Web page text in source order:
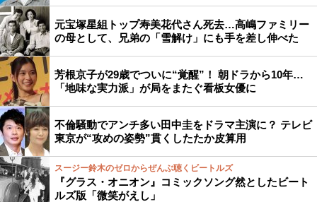
元宝塚星組トップ寿美花代さん死去…高嶋ファミリー
の母として、兄弟の「雪解け」にも手を差し伸べた
芳根京子が29歳でついに“覚醒”！ 朝ドラから10年…
「地味な実力派」が局をまたぐ看板女優に
不倫騒動でアンチ多い田中圭をドラマ主演に？ テレビ
東京が“攻めの姿勢”貫くしたたか皮算用
スージー鈴木のゼロからぜんぶ聴くビートルズ
『グラス・オニオン』コミックソング然としたビート
ルズ版「微笑がえし」